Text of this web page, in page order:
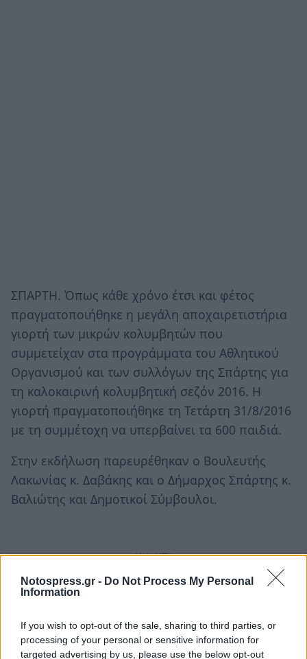
Notospress.gr - Do Not Process My Personal
Information
If you wish to opt-out of the sale, sharing to third parties, or
processing of your personal or sensitive information for
targeted advertising by us, please use the below opt-out
ΣΠΑΡΤΗ. Όπως κάθε χρόνο έτσι και φέτος
πραγματοποιήθηκε η μεγάλη αποχαιρετιστήρια
γιορτή των μικρών κολυμβητών που
συμμετείχαν στα προγράμματα του Αθλητικού
Οργανισμού και των συλλόγων της Σπάρτης για
τη καλοκαιρινή κολυμβητική σεζόν 2016. Η
γιορτή πραγματοποιήθηκε τη Τετάρτη 31/8/2016
με τη συμμέτοχη να υπερβαίνει τα 600 παιδιά.
Στην εκδήλωση παρευρέθηκαν ο Βουλευτής
Λακωνίας κ. Δαβάκης και ο Δήμαρχος Σπάρτης κ.
Βαλιώτης και Δημοτικοί Σύμβουλοι.